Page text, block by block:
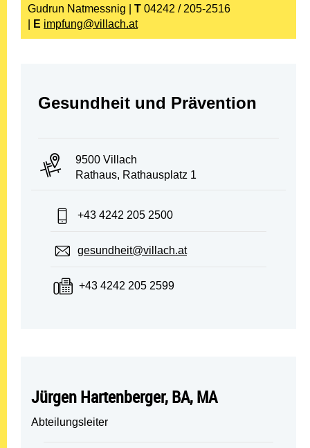
Gudrun Natmessnig | T 04242 / 205-2516
E impfung@villach.at
Abteilung:
Gesundheit und Prävention
PLZ und Ort:
9500 Villach
Adresse:
Rathaus, Rathausplatz 1
Telefon:
+43 4242 205 2500
E-Mail:
gesundheit@villach.at
Fax:
+43 4242 205 2599
Jürgen Hartenberger, BA, MA
Abteilungsleiter